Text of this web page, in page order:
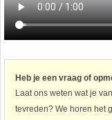
Heb je een vraag of
Laat ons weten wat je
tevreden? We horen het
Havo
HAVO 4A -
HAVO 4B -
9. Het getal van Euler
10. Inhoud bol
11. Inhoud cilinder